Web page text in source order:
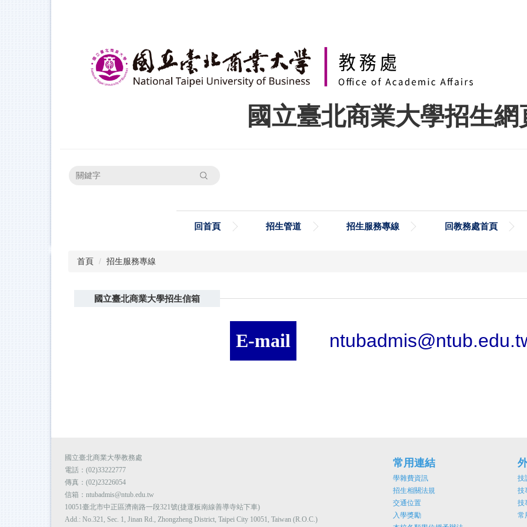
國立臺北商業大學招生網
搜尋
回首頁 招生管道 招生服務專線 回教務處首頁
首頁 招生服務專線
國立臺北商業大學招生信箱
E-mail
國立臺北商業大學教務處
電話：(02)33222777
傳真：(02)23226054
信箱：ntubadmis@ntub.edu.tw
10051臺北市中正區濟南路一段321號(捷運板南線善導寺站下車)
Add.: No.321, Sec. 1, Jinan Rd., Zhongzheng District, Taipei City 10051, Taiwan (R.O.C.)
常用連結
學雜費資訊
招生相關法規
交通位置
入學獎勵
技
技
技
常